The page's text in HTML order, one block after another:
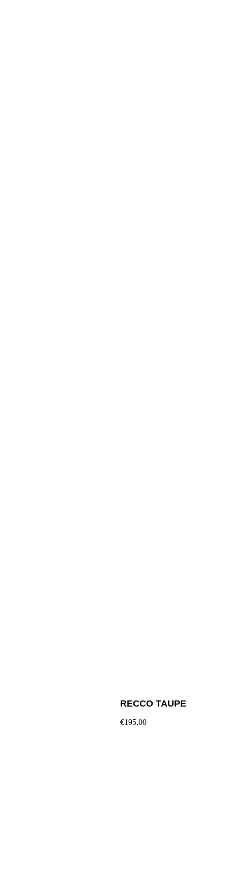
RECCO TAUPE
€195,00